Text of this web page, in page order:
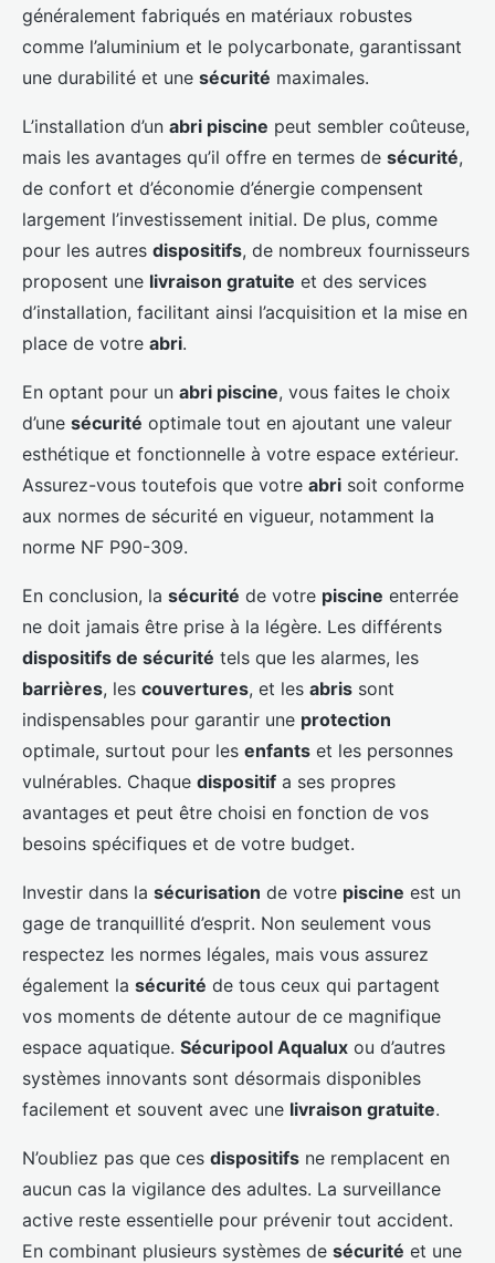
généralement fabriqués en matériaux robustes
comme l’aluminium et le polycarbonate, garantissant
une durabilité et une sécurité maximales.
L’installation d’un abri piscine peut sembler coûteuse,
mais les avantages qu’il offre en termes de sécurité,
de confort et d’économie d’énergie compensent
largement l’investissement initial. De plus, comme
pour les autres dispositifs, de nombreux fournisseurs
proposent une livraison gratuite et des services
d’installation, facilitant ainsi l’acquisition et la mise en
place de votre abri.
En optant pour un abri piscine, vous faites le choix
d’une sécurité optimale tout en ajoutant une valeur
esthétique et fonctionnelle à votre espace extérieur.
Assurez-vous toutefois que votre abri soit conforme
aux normes de sécurité en vigueur, notamment la
norme NF P90-309.
En conclusion, la sécurité de votre piscine enterrée
ne doit jamais être prise à la légère. Les différents
dispositifs de sécurité tels que les alarmes, les
barrières, les couvertures, et les abris sont
indispensables pour garantir une protection
optimale, surtout pour les enfants et les personnes
vulnérables. Chaque dispositif a ses propres
avantages et peut être choisi en fonction de vos
besoins spécifiques et de votre budget.
Investir dans la sécurisation de votre piscine est un
gage de tranquillité d’esprit. Non seulement vous
respectez les normes légales, mais vous assurez
également la sécurité de tous ceux qui partagent
vos moments de détente autour de ce magnifique
espace aquatique. Sécuripool Aqualux ou d’autres
systèmes innovants sont désormais disponibles
facilement et souvent avec une livraison gratuite.
N’oubliez pas que ces dispositifs ne remplacent en
aucun cas la vigilance des adultes. La surveillance
active reste essentielle pour prévenir tout accident.
En combinant plusieurs systèmes de sécurité et une